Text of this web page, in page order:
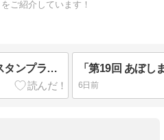
ご紹介しています！
たつの市・宍粟市で道の駅スタンプラリー
6日前